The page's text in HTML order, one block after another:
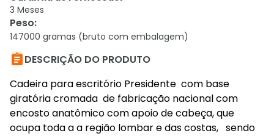
3 Meses
Peso:
147000 gramas (bruto com embalagem)
DESCRIÇÃO DO PRODUTO
Cadeira para escritório Presidente com base
giratória cromada de fabricação nacional com
encosto anatômico com apoio de cabeça, que
ocupa toda a a região lombar e das costas, sendo